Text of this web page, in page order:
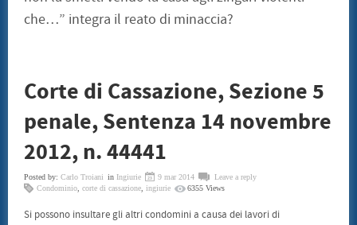
che…” integra il reato di minaccia?
Corte di Cassazione, Sezione 5
penale, Sentenza 14 novembre
2012, n. 44441
Posted by: Carlo Troiani in Ingiurie 9 mar 2014
Leave a reply
Condominio corte di cassazione ingiurie 6355 Views
Si possono insultare gli altri condomini a causa dei lavori di